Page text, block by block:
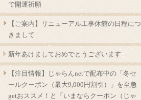
で開運祈願
【ご案内】リニューアル工事休館の日程につ
きまして
新年あけましておめでとうございます
【注目情報】じゃらんnetで配布中の「冬セ
ールクーポン（最大9,000円割引）」を至急
getおススメ！と「いまならクーポン（じゃ